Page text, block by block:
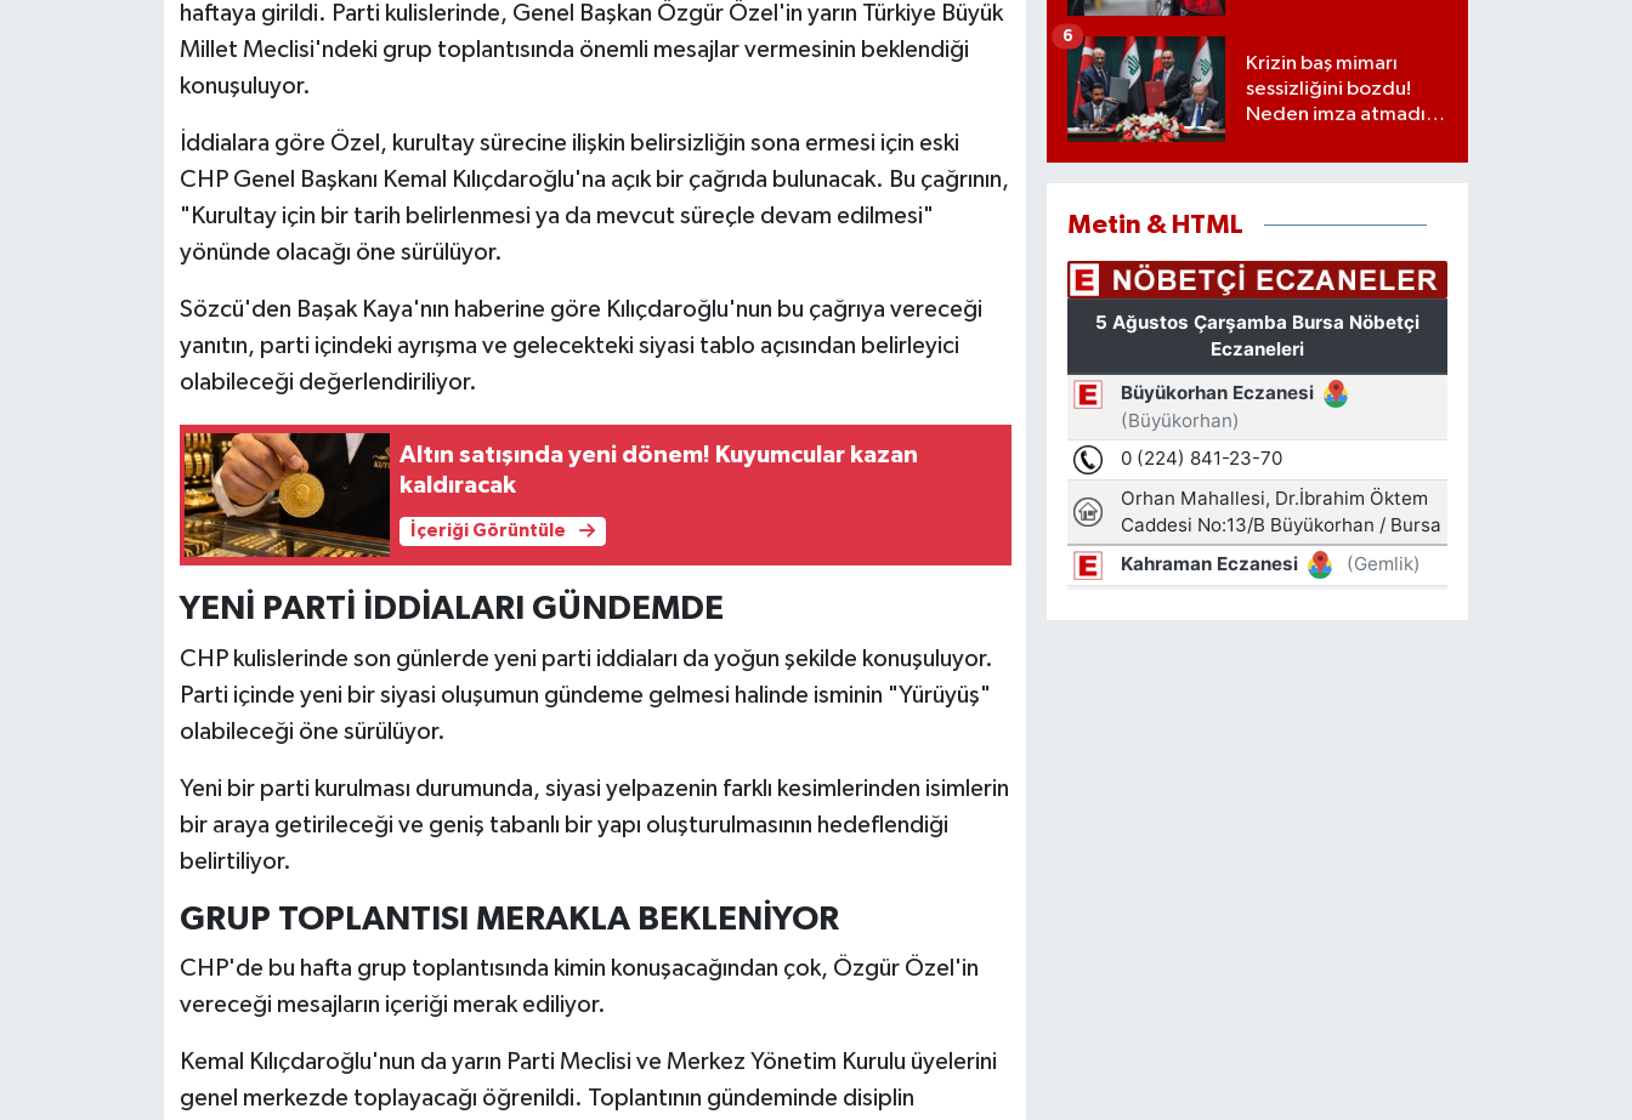
haftaya girildi. Parti kulislerinde, Genel Başkan Özgür Özel'in yarın Türkiye Büyük
Millet Meclisi'ndeki grup toplantısında önemli mesajlar vermesinin beklendiği
konuşuluyor.
İddialara göre Özel, kurultay sürecine ilişkin belirsizliğin sona ermesi için eski
CHP Genel Başkanı Kemal Kılıçdaroğlu'na açık bir çağrıda bulunacak. Bu çağrının,
"Kurultay için bir tarih belirlenmesi ya da mevcut süreçle devam edilmesi"
yönünde olacağı öne sürülüyor.
Sözcü'den Başak Kaya'nın haberine göre Kılıçdaroğlu'nun bu çağrıya vereceği
yanıtın, parti içindeki ayrışma ve gelecekteki siyasi tablo açısından belirleyici
olabileceği değerlendiriliyor.
Altın satışında yeni dönem! Kuyumcular kazan
kaldıracak
İçeriği Görüntüle
YENİ PARTİ İDDİALARI GÜNDEMDE
CHP kulislerinde son günlerde yeni parti iddiaları da yoğun şekilde konuşuluyor.
Parti içinde yeni bir siyasi oluşumun gündeme gelmesi halinde isminin "Yürüyüş"
olabileceği öne sürülüyor.
Yeni bir parti kurulması durumunda, siyasi yelpazenin farklı kesimlerinden isimlerin
bir araya getirileceği ve geniş tabanlı bir yapı oluşturulmasının hedeflendiği
belirtiliyor.
GRUP TOPLANTISI MERAKLA BEKLENİYOR
CHP'de bu hafta grup toplantısında kimin konuşacağından çok, Özgür Özel'in
vereceği mesajların içeriği merak ediliyor.
Kemal Kılıçdaroğlu'nun da yarın Parti Meclisi ve Merkez Yönetim Kurulu üyelerini
genel merkezde toplayacağı öğrenildi. Toplantının gündeminde disiplin
Krizin baş mimarı
sessizliğini bozdu!
Neden imza atmadığı
6
Metin & HTML